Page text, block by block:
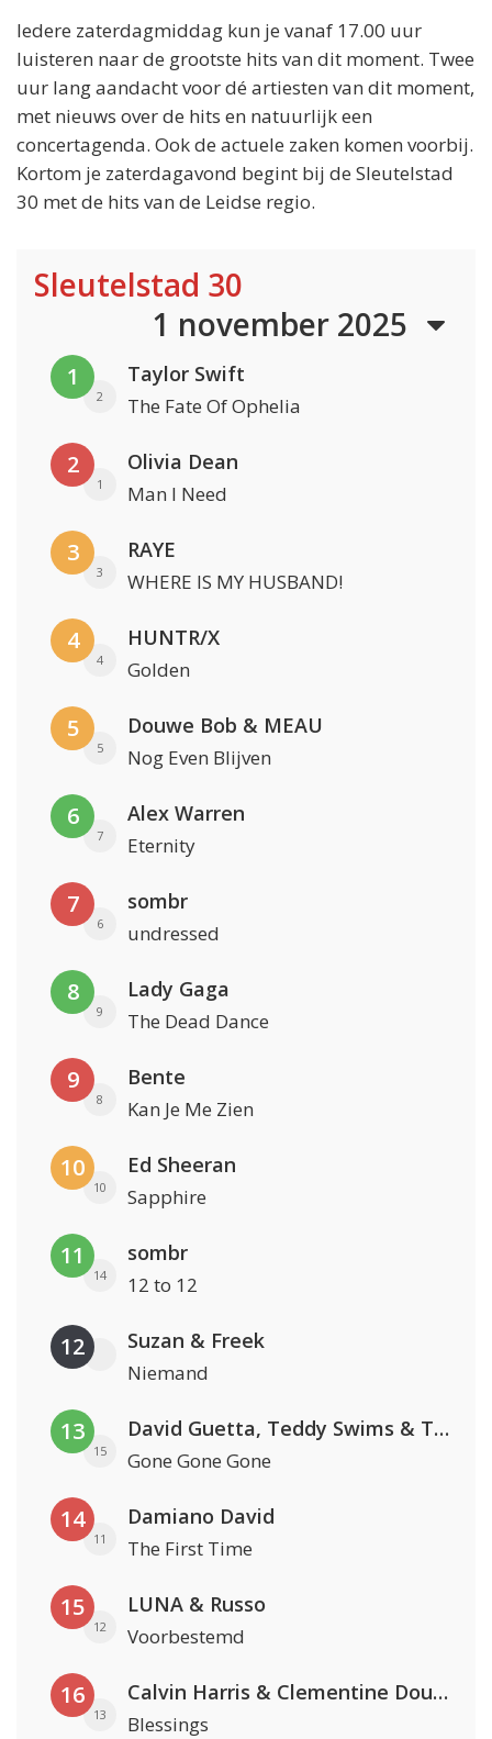
Iedere zaterdagmiddag kun je vanaf 17.00 uur
luisteren naar de grootste hits van dit moment. Twee
uur lang aandacht voor dé artiesten van dit moment,
met nieuws over de hits en natuurlijk een
concertagenda. Ook de actuele zaken komen voorbij.
Kortom je zaterdagavond begint bij de Sleutelstad
30 met de hits van de Leidse regio.
Sleutelstad 30
1 november 2025
1
2
Taylor Swift
The Fate Of Ophelia
2
1
Olivia Dean
Man I Need
3
3
RAYE
WHERE IS MY HUSBAND!
4
4
HUNTR/X
Golden
5
5
Douwe Bob & MEAU
Nog Even Blijven
6
7
Alex Warren
Eternity
7
6
sombr
undressed
8
9
Lady Gaga
The Dead Dance
9
8
Bente
Kan Je Me Zien
10
10
Ed Sheeran
Sapphire
11
14
sombr
12 to 12
12 Suzan & Freek
Niemand
13
15
David Guetta, Teddy Swims & Tones And I
Gone Gone Gone
14
11
Damiano David
The First Time
15
12
LUNA & Russo
Voorbestemd
16
13
Calvin Harris & Clementine Douglas
Blessings